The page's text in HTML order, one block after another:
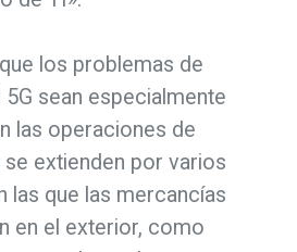
los problemas de
sean especialmente
las operaciones de
se extienden por varios
las que las mercancías
en el exterior, como